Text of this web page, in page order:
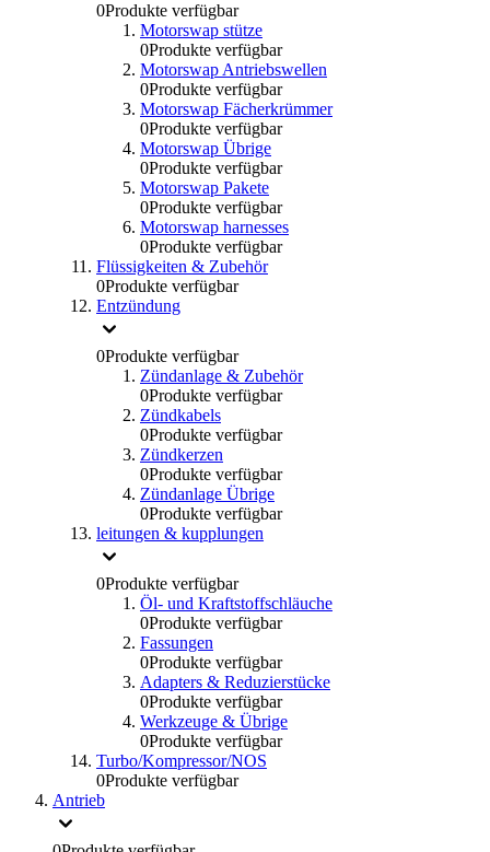
0Produkte verfügbar
Motorswap stütze
0Produkte verfügbar
Motorswap Antriebswellen
0Produkte verfügbar
Motorswap Fächerkrümmer
0Produkte verfügbar
Motorswap Übrige
0Produkte verfügbar
Motorswap Pakete
0Produkte verfügbar
Motorswap harnesses
0Produkte verfügbar
Flüssigkeiten & Zubehör
0Produkte verfügbar
Entzündung
0Produkte verfügbar
Zündanlage & Zubehör
0Produkte verfügbar
Zündkabels
0Produkte verfügbar
Zündkerzen
0Produkte verfügbar
Zündanlage Übrige
0Produkte verfügbar
leitungen & kupplungen
0Produkte verfügbar
Öl- und Kraftstoffschläuche
0Produkte verfügbar
Fassungen
0Produkte verfügbar
Adapters & Reduzierstücke
0Produkte verfügbar
Werkzeuge & Übrige
0Produkte verfügbar
Turbo/Kompressor/NOS
0Produkte verfügbar
Antrieb